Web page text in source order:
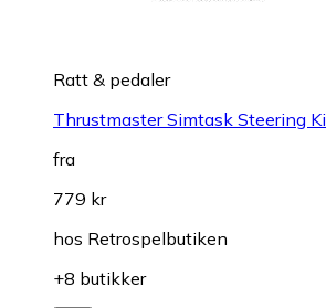
Ratt & pedaler
Thrustmaster Simtask Steering
fra
779 kr
hos Retrospelbutiken
+8 butikker